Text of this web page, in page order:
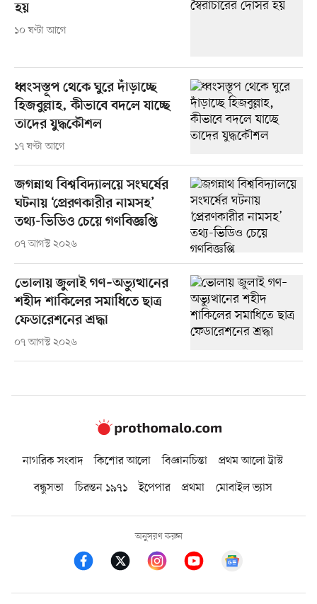
হয়
১০ ঘণ্টা আগে
ধ্বংসস্তূপ থেকে ঘুরে দাঁড়াচ্ছে
হিজবুল্লাহ, কীভাবে বদলে যাচ্ছে
তাদের যুদ্ধকৌশল
১৭ ঘণ্টা আগে
জগন্নাথ বিশ্ববিদ্যালয়ে সংঘর্ষের
ঘটনায় ‘প্রেরণকারীর নামসহ’
তথ্য-ভিডিও চেয়ে গণবিজ্ঞপ্তি
০৭ আগস্ট ২০২৬
ভোলায় জুলাই গণ–অভ্যুত্থানের
শহীদ শাকিলের সমাধিতে ছাত্র
ফেডারেশনের শ্রদ্ধা
০৭ আগস্ট ২০২৬
নাগরিক সংবাদ কিশোর আলো বিজ্ঞানচিন্তা
প্রথম আলো ট্রাস্ট
বন্ধুসভা
চিরন্তন ১৯৭১ ইপেপার প্রথমা মোবাইল ভ্যাস
অনুসরণ করুন